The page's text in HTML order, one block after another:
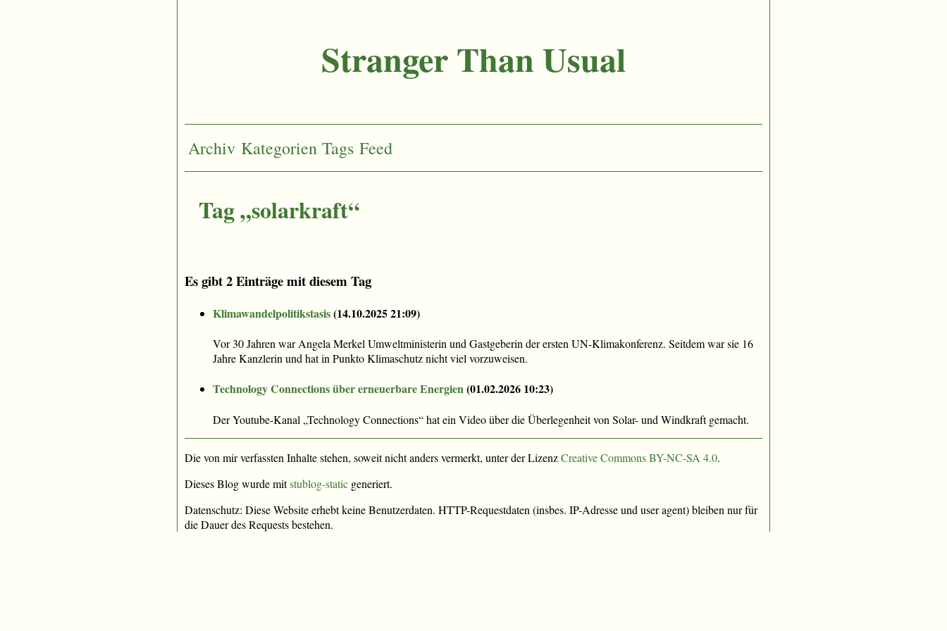
Stranger Than Usual
Archiv Kategorien Tags Feed
Tag „solarkraft“
Es gibt 2 Einträge mit diesem Tag
Klimawandelpolitikstasis(14.10.2025 21:09)
Vor 30 Jahren war Angela Merkel Umweltministerin und Gastgeberin der ersten UN-Klimakonferenz. Seitdem war sie 16
Jahre Kanzlerin und hat in Punkto Klimaschutz nicht viel vorzuweisen.
Technology Connections über erneuerbare Energien(01.02.2026 10:23)
Der Youtube-Kanal „Technology Connections“ hat ein Video über die Überlegenheit von Solar- und Windkraft gemacht.
Die von mir verfassten Inhalte stehen, soweit nicht anders vermerkt, unter der LizenzCreative Commons BY-NC-SA 4.0.
Dieses Blog wurde mitstublog-static generiert.
Datenschutz: Diese Website erhebt keine Benutzerdaten. HTTP-Requestdaten (insbes. IP-Adresse und user agent) bleiben nur für
die Dauer des Requests bestehen.